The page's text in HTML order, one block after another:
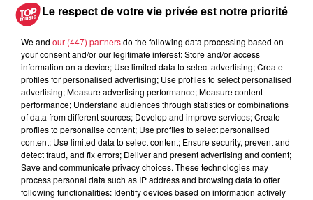
Toute l'actu
6 août 2026
À Hoerdt, de l’eau brune sort des
robinets
Le respect de votre vie privée est notre priorité
We and our (447) partnersdo the following data processing based on
your consent and/or our legitimate interest: Store and/or access
information on a device; Use limited data to select advertising; Create
profiles for personalised advertising; Use profiles to select personalised
advertising; Measure advertising performance; Measure content
performance; Understand audiences through statistics or combinations
of data from different sources; Develop and improve services; Create
profiles to personalise content; Use profiles to select personalised
content; Use limited data to select content; Ensure security, prevent and
detect fraud, and fix errors; Deliver and present advertising and content;
Save and communicate privacy choices. These technologies may
process personal data such as IP address and browsing data to offer
following functionalities: Identify devices based on information actively